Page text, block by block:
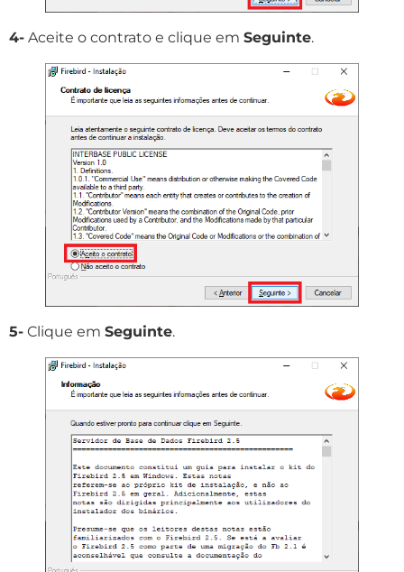
4- Aceite o contrato e clique em Seguinte.
5- Clique em Seguinte.